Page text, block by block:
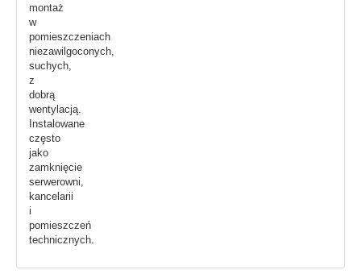
montaż
w
pomieszczeniach
niezawilgoconych,
suchych,
z
dobrą
wentylacją.
Instalowane
często
jako
zamknięcie
serwerowni,
kancelarii
i
pomieszczeń
technicznych.